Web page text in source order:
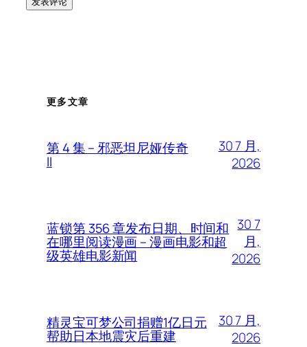
更多文章
第 4 集 – 邪恶坦尼娅传奇
II
30 7 月,
2026
蓝锁第 356 章发布日期、时间和
在哪里阅读漫画 – 漫画电影和超
级英雄电影新闻
30 7
月,
2026
精灵宝可梦公司捐赠1亿日元
帮助日本地震灾后重建
30 7 月,
2026